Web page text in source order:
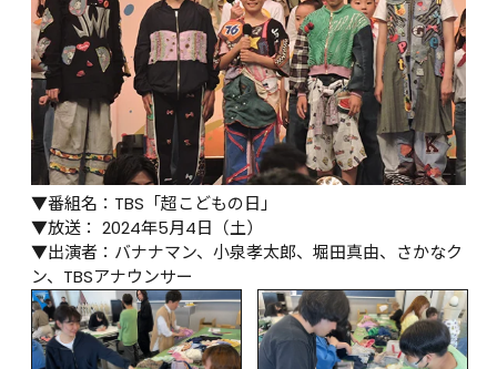
▼番組名：TBS「超こどもの日」
▼放送： 2024年5月4日（土）
▼出演者：バナナマン、小泉孝太郎、堀田真由、さかなク
ン、TBSアナウンサー